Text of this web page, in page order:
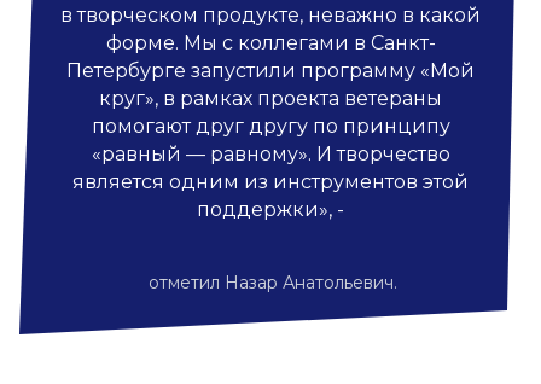
в творческом продукте, неважно в какой
форме. Мы с коллегами в Санкт-
Петербурге запустили программу «Мой
круг», в рамках проекта ветераны
помогают друг другу по принципу
«равный — равному». И творчество
является одним из инструментов этой
поддержки», -
отметил Назар Анатольевич.